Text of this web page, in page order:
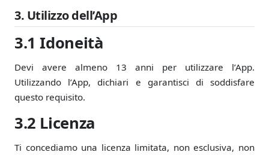
3. Utilizzo dell’App
3.1 Idoneità
Devi avere almeno 13 anni per utilizzare l’App.
Utilizzando l’App, dichiari e garantisci di soddisfare
questo requisito.
3.2 Licenza
Ti concediamo una licenza limitata, non esclusiva, non